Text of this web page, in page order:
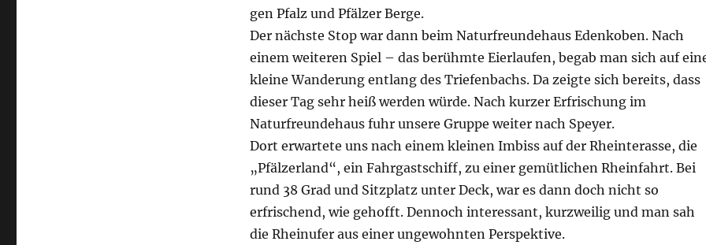
gen Pfalz und Pfälzer Berge.
Der nächste Stop war dann beim Naturfreundehaus Edenkoben. Nach
einem weiteren Spiel – das berühmte Eierlaufen, begab man sich auf
kleine Wanderung entlang des Triefenbachs. Da zeigte sich bereits, dass
dieser Tag sehr heiß werden würde. Nach kurzer Erfrischung im
Naturfreundehaus fuhr unsere Gruppe weiter nach Speyer.
Dort erwartete uns nach einem kleinen Imbiss auf der Rheinterasse, die
„Pfälzerland“, ein Fahrgastschiff, zu einer gemütlichen Rheinfahrt. Bei
rund 38 Grad und Sitzplatz unter Deck, war es dann doch nicht so
erfrischend, wie gehofft. Dennoch interessant, kurzweilig und man sah
die Rheinufer aus einer ungewohnten Perspektive.